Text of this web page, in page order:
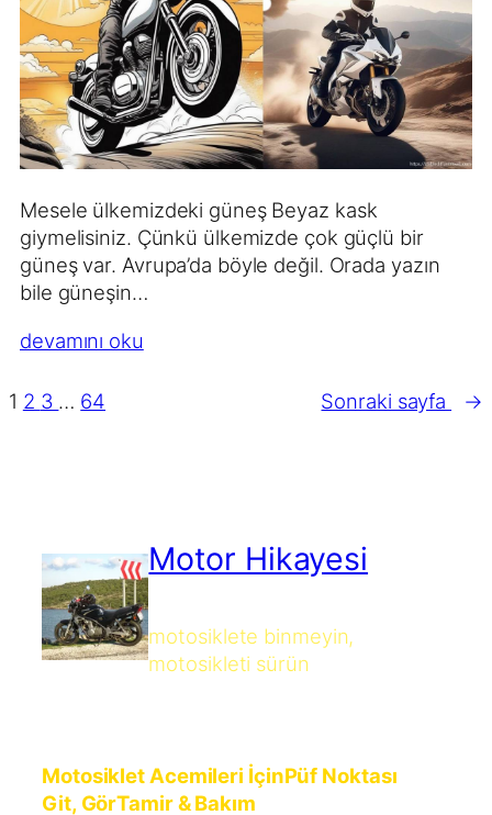
Mesele ülkemizdeki güneş Beyaz kask
giymelisiniz. Çünkü ülkemizde çok güçlü bir
güneş var. Avrupa’da böyle değil. Orada yazın
bile güneşin…
devamını oku
1 2 3 … 64 Sonraki sayfa →
Motor Hikayesi
motosiklete binmeyin,
motosikleti sürün
Motosiklet Acemileri İçinPüf Noktası
Git, GörTamir & Bakım